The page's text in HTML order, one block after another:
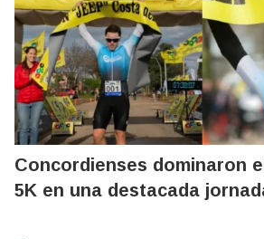
Concordienses dominaron
5K en una destacada